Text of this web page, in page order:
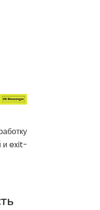
и exit-